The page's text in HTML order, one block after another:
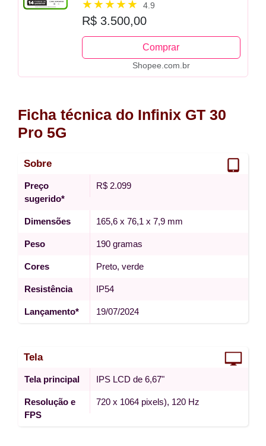
Câmera de 108MP NFC
4.9
R$ 3.500,00
Comprar
Shopee.com.br
Ficha técnica do Infinix GT 30
Pro 5G
Sobre
Preço
sugerido*
R$ 2.099
Dimensões 165,6 x 76,1 x 7,9 mm
Peso 190 gramas
Cores Preto, verde
Resistência IP54
Lançamento* 19/07/2024
Tela
Tela principal IPS LCD de 6,67"
Resolução e
FPS
720 x 1064 pixels), 120 Hz